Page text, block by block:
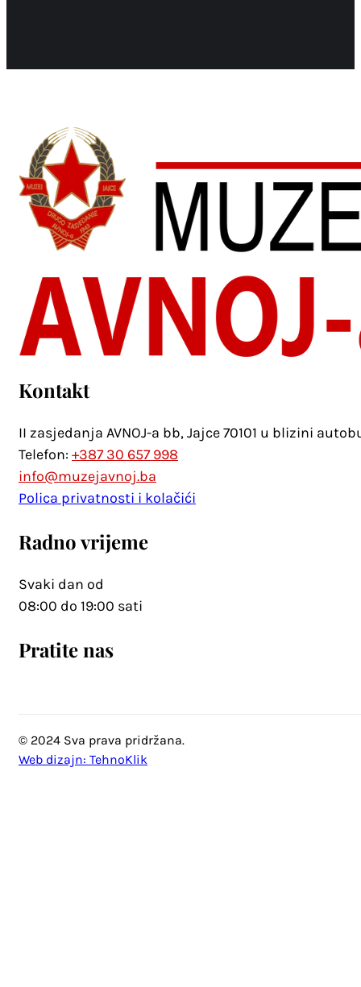
Kontakt
II zasjedanja AVNOJ-a bb, Jajce 70101 u blizini
Telefon: +387 30 657 998
info@muzejavnoj.ba
Polica privatnosti i kolačići
Radno vrijeme
Svaki dan od
08:00 do 19:00 sati
Pratite nas
© 2024 Sva prava pridržana.
Web dizajn: TehnoKlik